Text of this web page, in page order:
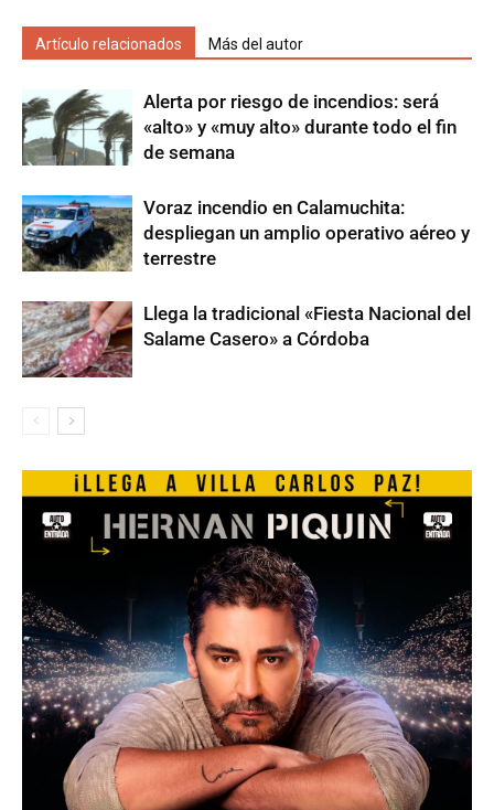
Artículo relacionados Más del autor
Alerta por riesgo de incendios: será
«alto» y «muy alto» durante todo el fin
de semana
Voraz incendio en Calamuchita:
despliegan un amplio operativo aéreo y
terrestre
Llega la tradicional «Fiesta Nacional del
Salame Casero» a Córdoba